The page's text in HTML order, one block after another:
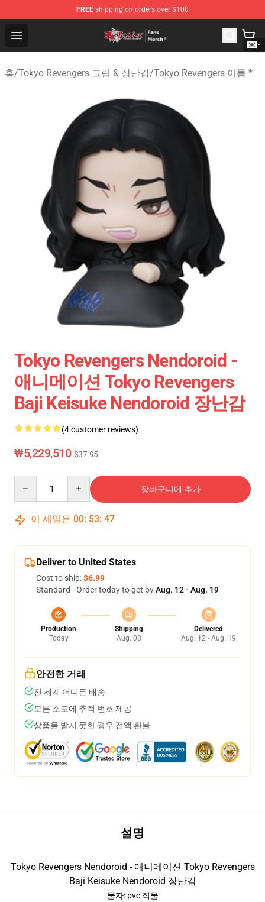
FREE shipping on orders over $100
Open menu
Tokyo Revengers Store - Official Tokyo Revengers
홈/Tokyo Revengers 그림 & 장난감/Tokyo Revengers 이름 *
Tokyo Revengers Nendoroid -
애니메이션 Tokyo Revengers
Baji Keisuke Nendoroid 장난감
(4 customer reviews)
₩5,229,510 $37.95
장바구니에 추가
이 세일은 00: 53: 46
Deliver to United States
Cost to ship:$6.99
Standard - Order today to get byAug. 12 - Aug. 19
Production
Today
Shipping
Aug. 08
Delivered
Aug. 12 - Aug. 19
안전한 거래
전 세계 어디든 배송
모든 소포에 추적 번호 제공
상품을 받지 못한 경우 전액 환불
설명
Tokyo Revengers Nendoroid - 애니메이션 Tokyo Revengers
Baji Keisuke Nendoroid 장난감
물자: pvc 직물